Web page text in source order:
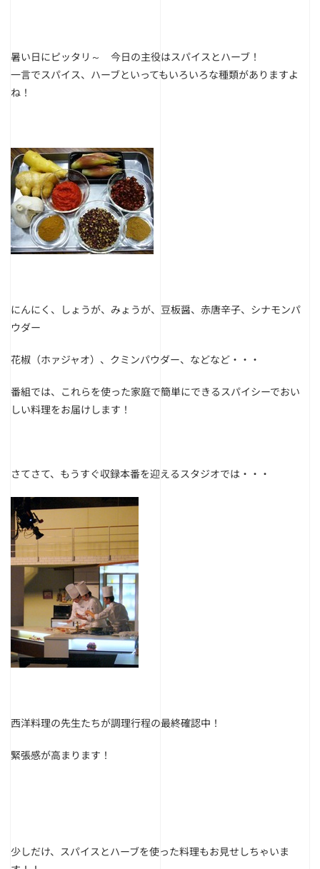
暑い日にピッタリ～ 今日の主役はスパイスとハーブ！
一言でスパイス、ハーブといってもいろいろな種類がありますよ
ね！
にんにく、しょうが、みょうが、豆板醤、赤唐辛子、シナモンパ
ウダー
花椒（ホァジャオ）、クミンパウダー、などなど・・・
番組では、これらを使った家庭で簡単にできるスパイシーでおい
しい料理をお届けします！
さてさて、もうすぐ収録本番を迎えるスタジオでは・・・
西洋料理の先生たちが調理行程の最終確認中！
緊張感が高まります！
少しだけ、スパイスとハーブを使った料理もお見せしちゃいま